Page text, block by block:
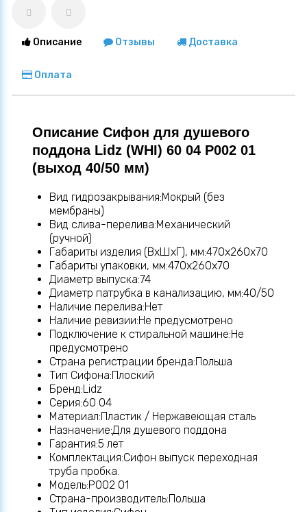
Описание Отзывы Доставка
Оплата
Описание Сифон для душевого
поддона Lidz (WHI) 60 04 P002 01
(выход 40/50 мм)
Вид гидрозакрывания:Мокрый (без
мембраны)
Вид слива-перелива:Механический
(ручной)
Габариты изделия (ВхШхГ), мм:470х260х70
Габариты упаковки, мм:470х260х70
Диаметр выпуска:74
Диаметр патрубка в канализацию, мм:40/50
Наличие перелива:Нет
Наличие ревизии:Не предусмотрено
Подключение к стиральной машине:Не
предусмотрено
Страна регистрации бренда:Польша
Тип Сифона:Плоский
Бренд:Lidz
Серия:60 04
Материал:Пластик / Нержавеющая сталь
Назначение:Для душевого поддона
Гарантия:5 лет
Комплектация:Сифон выпуск переходная
труба пробка.
Модель:P002 01
Страна-производитель:Польша